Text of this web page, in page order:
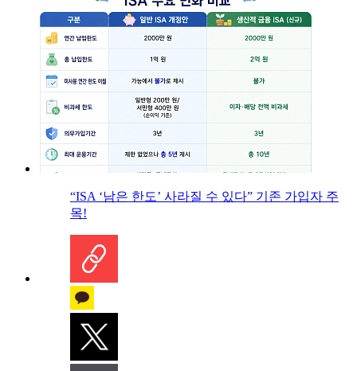
“ISA ‘남은 한도’ 사라질 수 있다” 기존 가입자 주
목!